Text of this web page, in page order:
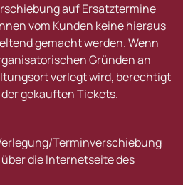
auf Ersatztermine
vom Kunden keine hieraus
gemacht werden. Wenn
Gründen an
verlegt wird, berechtigt
gekauften Tickets.
Terminverschiebung
die Internetseite des